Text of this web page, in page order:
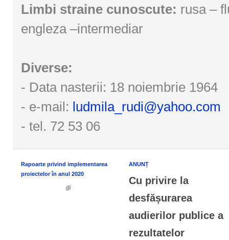
Limbi straine cunoscute: rusa –
engleza –intermediar
Diverse:
- Data nasterii: 18 noiembrie 1964
- e-mail: ludmila_rudi@yahoo.com
- tel. 72 53 06
Rapoarte privind implementarea
proiectelor în anul 2020
ANUNȚ
Cu privire la
desfășurarea
audierilor publice a
rezultatelor